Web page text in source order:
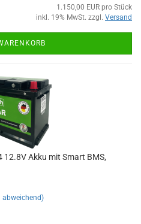
1.150,00 EUR pro Stück
inkl. 19% MwSt. zzgl. Versand
12.8V Akku mit Smart BMS,
abweichend)